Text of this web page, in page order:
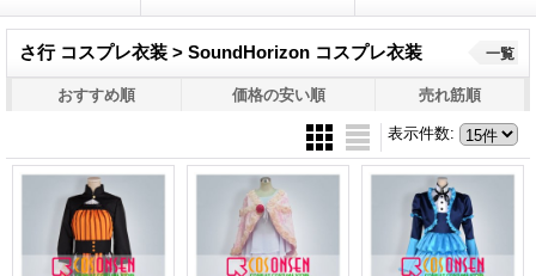
さ行 コスプレ衣装 > SoundHorizon コスプレ衣装 一覧
おすすめ順 価格の安い順 売れ筋順
表示件数: